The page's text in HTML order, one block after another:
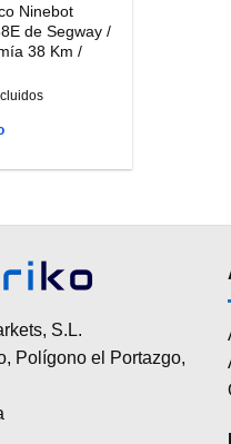
Ninebot
de Segway /
38 Km /
S.L.
Polígono el Portazgo,